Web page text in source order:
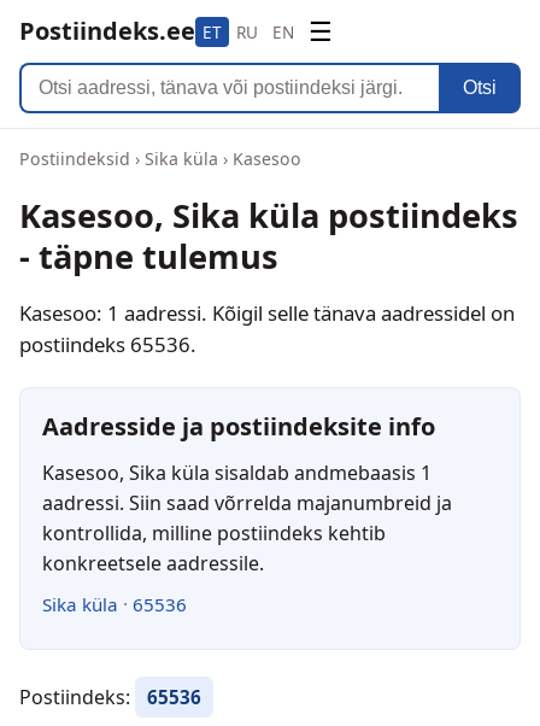
Postiindeks.ee ET RU EN ☰
Otsi
Postiindeksid › Sika küla › Kasesoo
Kasesoo, Sika küla postiindeks
- täpne tulemus
Kasesoo: 1 aadressi. Kõigil selle tänava aadressidel on
postiindeks 65536.
Aadresside ja postiindeksite info
Kasesoo, Sika küla sisaldab andmebaasis 1
aadressi. Siin saad võrrelda majanumbreid ja
kontrollida, milline postiindeks kehtib
konkreetsele aadressile.
Sika küla · 65536
Postiindeks: 65536